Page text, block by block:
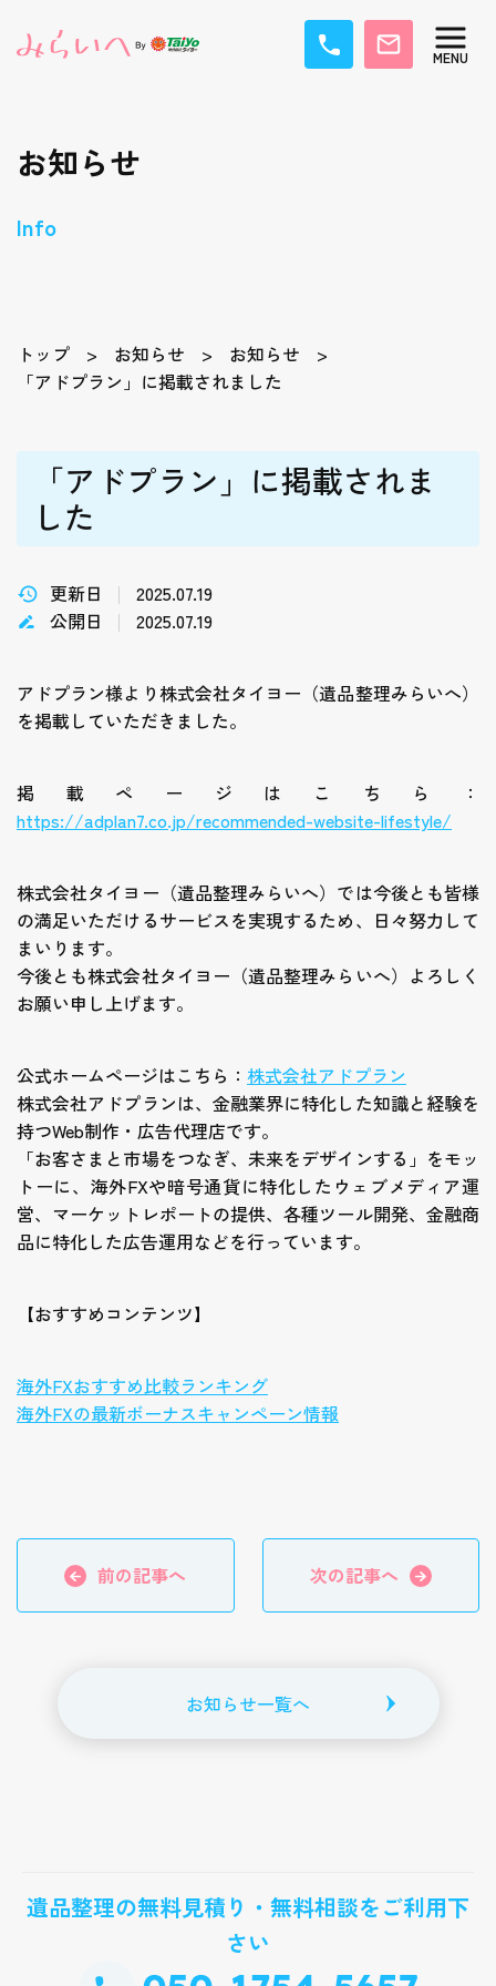
お知らせ
Info
トップ お知らせ
お知らせ
「アドプラン」に掲載されました
「アドプラン」に掲載されま
した
更新日
2025.07.19
公開日
2025.07.19
アドプラン様より株式会社タイヨー（遺品整理みらいへ）
を掲載していただきました。
掲載ページはこちら：
https://adplan7.co.jp/recommended-website-lifestyle/
株式会社タイヨー（遺品整理みらいへ）では今後とも皆様
の満足いただけるサービスを実現するため、日々努力して
まいります。
今後とも株式会社タイヨー（遺品整理みらいへ）よろしく
お願い申し上げます。
公式ホームページはこちら： 株式会社アドプラン
株式会社アドプランは、金融業界に特化した知識と経験を
持つWeb制作・広告代理店です。
「お客さまと市場をつなぎ、未来をデザインする」をモッ
トーに、海外FXや暗号通貨に特化したウェブメディア運
営、マーケットレポートの提供、各種ツール開発、金融商
品に特化した広告運用などを行っています。
【おすすめコンテンツ】
海外FXおすすめ比較ランキング
海外FXの最新ボーナスキャンペーン情報
前の記事へ 次の記事へ
お知らせ一覧へ
遺品整理の無料見積り・無料相談をご利用下
さい